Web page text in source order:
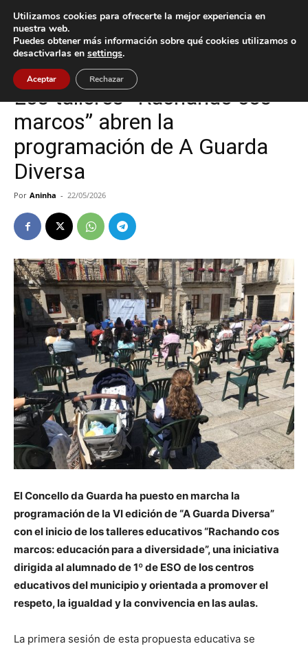
Inicio A Guarda
A Guarda Cultura / Ocio
Los talleres “Rachando cos
marcos” abren la
programación de A Guarda
Diversa
Por Aninha - 22/05/2026
El Concello da Guarda ha puesto en marcha la
programación de la VI edición de “A Guarda Diversa”
con el inicio de los talleres educativos “Rachando cos
marcos: educación para a diversidade”, una iniciativa
dirigida al alumnado de 1º de ESO de los centros
educativos del municipio y orientada a promover el
respeto, la igualdad y la convivencia en las aulas.
La primera sesión de esta propuesta educativa se
Utilizamos cookies para ofrecerte la mejor experiencia en
nuestra web.
Puedes obtener más información sobre qué cookies utilizamos o
desactivarlas en settings.
Aceptar Rechazar